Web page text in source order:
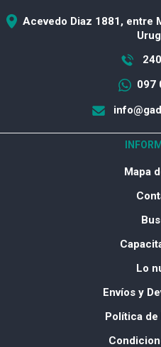
Acevedo Diaz 1881, entre
097
Mapa
Lo
Envíos y
Política de